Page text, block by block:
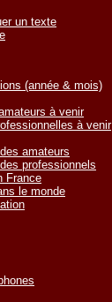
un texte
(année & mois)
à venir
à venir
amateurs
professionnels
France
le monde